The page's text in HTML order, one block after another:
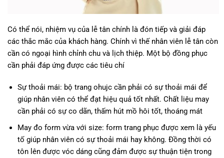
Có thể nói, nhiệm vụ của lễ tân chính là đón tiếp và giải đáp
các thắc mắc của khách hàng. Chính vì thế nhân viên lễ tân còn
cần có ngoại hình chỉnh chu và lịch thiệp. Một bộ đồng phục
cần phải đáp ứng được các tiêu chí
Sự thoải mái: bộ trang ohujc cần phải có sự thoải mái để
giúp nhân viên có thể đạt hiệu quả tốt nhất. Chất liệu may
cần phải có sự co dãn, thấm hút mồ hôi tốt, thoáng mát
May đo form vừa với size: form trang phục được xem là yếu
tố giúp nhân viên có sự thoải mái hay không. Đồng thời có
tôn lên được vóc dáng cũng đảm được sự thuận tiện trong